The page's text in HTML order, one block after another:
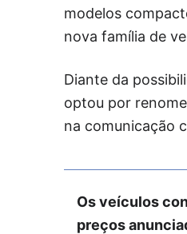
modelos
nova família de
Diante da
optou por
na comunicação
Os veículos
preços